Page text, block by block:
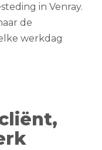
in Venray.
de
werkdag